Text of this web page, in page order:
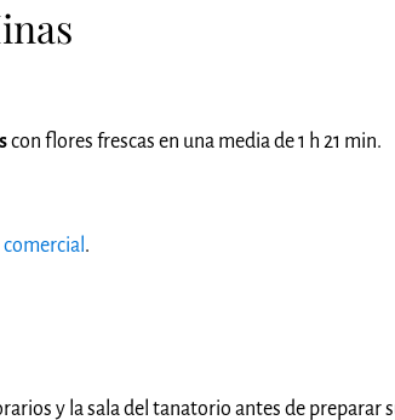
con flores frescas en una media de 1 h 21 min.
.
y la sala del tanatorio antes de preparar